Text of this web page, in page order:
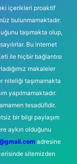
içerikleri proaktif
bulunmamaktadır.
taşımakta olup,
Bu internet
ile hiçbir bağlantısı
makaleler
niteliği taşımamakta
yapılmamaktadır.
tesadüfidir.
bir bilgi paylaşım
aykırı olduğunu
adresine
sitemizden